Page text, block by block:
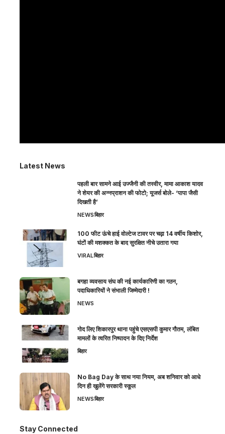
Latest News
पहली बार सामने आई उज्जैनी की तस्वीर, मामा आकाश यादव
ने शेयर की अन्नप्राशन की फोटो; यूजर्स बोले- ‘पापा जैसी
दिखती है’
NEWSबिहार
100 फीट ऊंचे हाई वोल्टेज टावर पर चढ़ा 14 वर्षीय किशोर,
घंटों की मशक्कत के बाद सुरक्षित नीचे उतारा गया
VIRALबिहार
बगहा व्यवसाय संघ की नई कार्यकारिणी का गठन,
पदाधिकारियों ने संभाली जिम्मेदारी !
NEWS
गोद लिए शिकारपुर थाना पहुंचे एसएसपी कुमार गौतम, लंबित
मामलों के त्वरित निष्पादन के दिए निर्देश
बिहार
No Bag Day के साथ नया नियम, अब शनिवार को आधे
दिन ही खुलेंगे सरकारी स्कूल
NEWSबिहार
Stay Connected